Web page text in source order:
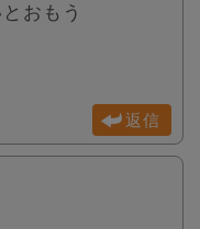
おもう
返信